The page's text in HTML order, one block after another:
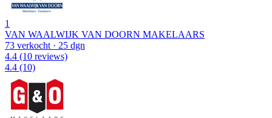
1
VAN WAALWIJK VAN DOORN MAKELAARS
73 verkocht · 25 dgn
4.4 (10 reviews)
4.4 (10)